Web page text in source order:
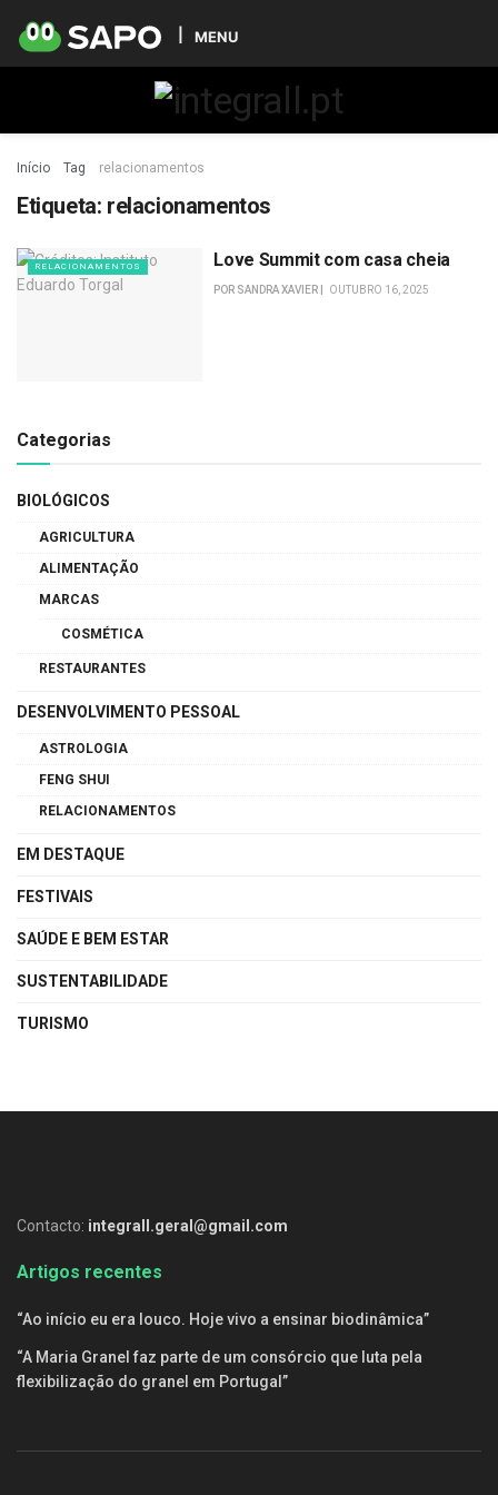
MENU
Início Tag relacionamentos
Etiqueta: relacionamentos
RELACIONAMENTOS Love Summit com casa cheia
POR SANDRA XAVIER OUTUBRO 16, 2025
Categorias
BIOLÓGICOS
AGRICULTURA
ALIMENTAÇÃO
MARCAS
COSMÉTICA
RESTAURANTES
DESENVOLVIMENTO PESSOAL
ASTROLOGIA
FENG SHUI
RELACIONAMENTOS
EM DESTAQUE
FESTIVAIS
SAÚDE E BEM ESTAR
SUSTENTABILIDADE
TURISMO
Contacto: integrall.geral@gmail.com
Artigos recentes
“Ao início eu era louco. Hoje vivo a ensinar biodinâmica”
“A Maria Granel faz parte de um consórcio que luta pela
flexibilização do granel em Portugal”